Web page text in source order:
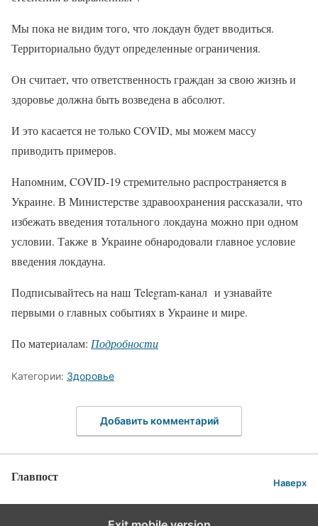
Мы пока не видим того, что локдаун будет вводиться.
Территориально будут определенные ограничения.
Он считает, что ответственность граждан за свою жизнь и
здоровье должна быть возведена в абсолют.
И это касается не только COVID, мы можем массу
приводить примеров.
Напомним, COVID-19 стремительно распространяется в
Украине. В Министерстве здравоохранения рассказали, что
избежать введения тотального локдауна можно при одном
условии. Также в Украине обнародовали главное условие
введения локдауна.
Подписывайтесь на наш Telegram-канал и узнавайте
первыми о главных событиях в Украине и мире.
По материалам: Подробности
Категории: Здоровье
Добавить комментарий
Главпост Наверх